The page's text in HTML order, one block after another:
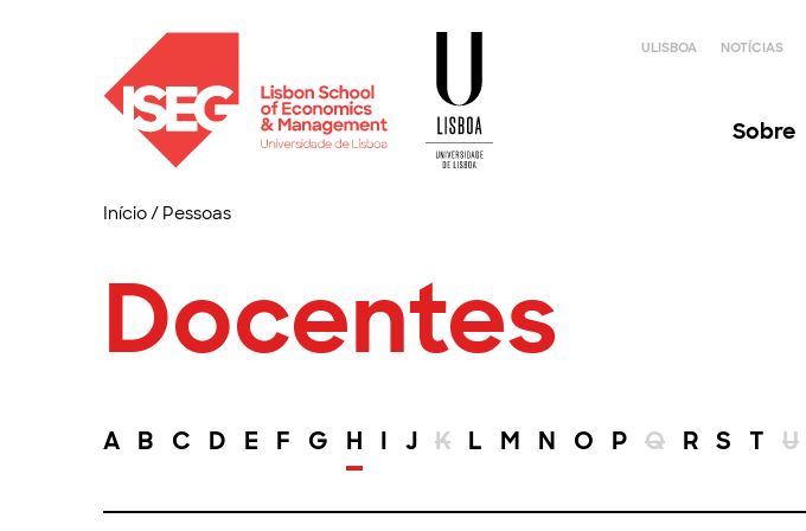
ULISBOA NOTÍCIAS
Sobre
Início/ Pessoas
Docentes
A B C D E F G H I J K L M N O P Q R S T U